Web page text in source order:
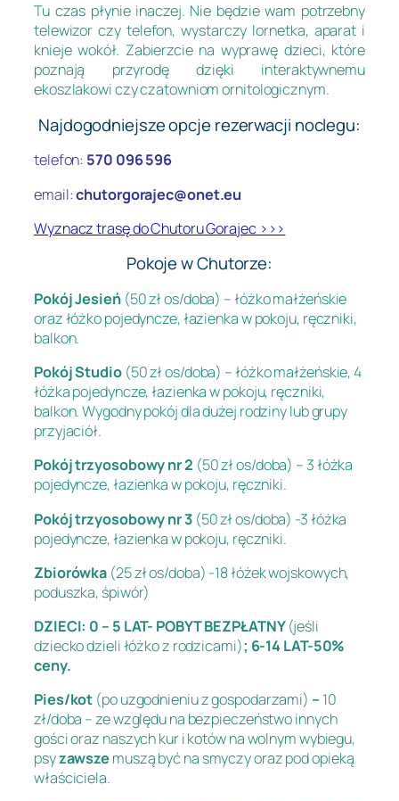
Tu czas płynie inaczej. Nie będzie wam potrzebny
telewizor czy telefon, wystarczy lornetka, aparat i
knieje wokół. Zabierzcie na wyprawę dzieci, które
poznają przyrodę dzięki interaktywnemu
ekoszlakowi czy czatowniom ornitologicznym.
Najdogodniejsze opcje rezerwacji noclegu:
telefon: 570 096 596
email:chutorgorajec@onet.eu
Wyznacz trasę do Chutoru Gorajec >>>
Pokoje w Chutorze:
Pokój Jesień(50 zł os/doba) – łóżko małżeńskie
oraz łóżko pojedyncze, łazienka w pokoju, ręczniki,
balkon.
Pokój Studio (50 zł os/doba) – łóżko małżeńskie, 4
łóżka pojedyncze, łazienka w pokoju, ręczniki,
balkon. Wygodny pokój dla dużej rodziny lub grupy
przyjaciół.
Pokój trzyosobowy nr 2 (50 zł os/doba) – 3 łóżka
pojedyncze, łazienka w pokoju, ręczniki.
Pokój trzyosobowy nr 3 (50 zł os/doba) -3 łóżka
pojedyncze, łazienka w pokoju, ręczniki.
Zbiorówka (25 zł os/doba) -18 łóżek wojskowych,
poduszka, śpiwór)
DZIECI: 0 – 5 LAT- POBYT BEZPŁATNY(jeśli
dziecko dzieli łóżko z rodzicami); 6-14 LAT-50%
ceny.
Pies/kot (po uzgodnieniu z gospodarzami) – 10
zł/doba – ze względu na bezpieczeństwo innych
gości oraz naszych kur i kotów na wolnym wybiegu,
psyzawsze muszą być na smyczy oraz pod opieką
właściciela.